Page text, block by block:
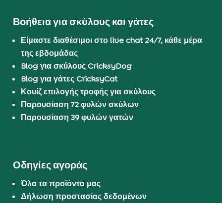
Βοήθεια για σκύλους και γάτες
Είμαστε διαθέσιμοι στο live chat 24/7, κάθε μέρα
της εβδομάδας
Blog για σκύλους CricksyDog
Blog για γάτες CricksyCat
Κουίζ επιλογής τροφής για σκύλους
Παρουσίαση 72 φυλών σκύλων
Παρουσίαση 39 φυλών γατών
Οδηγίες αγοράς
Όλα τα προϊόντα μας
Δήλωση προστασίας δεδομένων